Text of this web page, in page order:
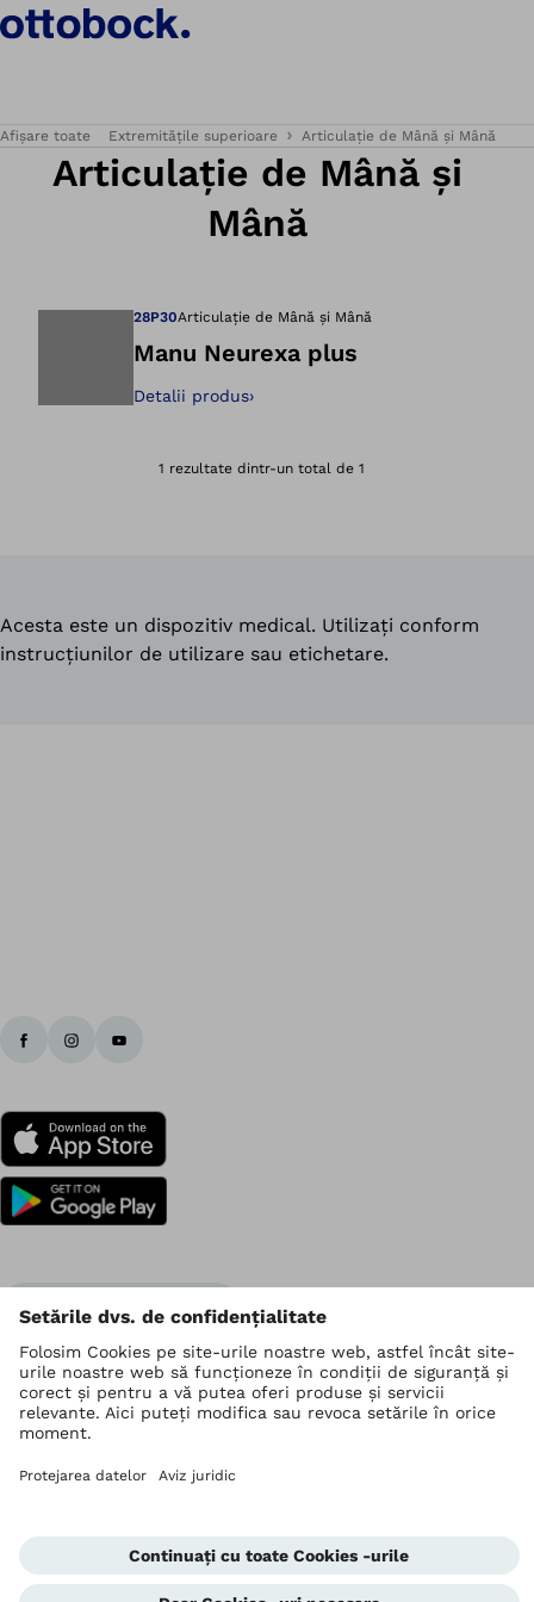
Afișare toate Extremitățile superioare Articulație de Mână și Mână
Articulație de Mână și
Mână
28P30Articulație de Mână și Mână
Manu Neurexa plus
Detalii produs›
1 rezultate dintr-un total de 1
Acesta este un dispozitiv medical. Utilizați conform
instrucțiunilor de utilizare sau etichetare.
Ottobock La nivel mondial
Drepturile de autor aparțin Ottobock
Imprima